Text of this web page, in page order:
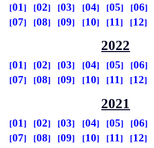
01 02 03 04 05
06
07
08 09 10 11 12
2022
01 02 03 04 05
06
07
08 09 10 11 12
2021
01 02 03 04 05
06
07
08 09 10 11 12